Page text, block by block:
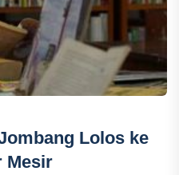
Lolos ke
Mesir